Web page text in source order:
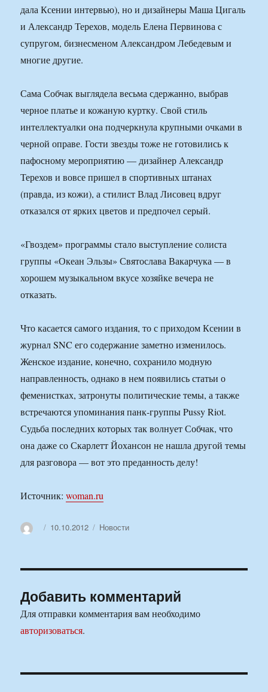
дала Ксении интервью), но и дизайнеры Маша Цигаль
и Александр Терехов, модель Елена Первинова с
супругом, бизнесменом Александром Лебедевым и
многие другие.
Сама Собчак выглядела весьма сдержанно, выбрав
черное платье и кожаную куртку. Свой стиль
интеллектуалки она подчеркнула крупными очками в
черной оправе. Гости звезды тоже не готовились к
пафосному мероприятию — дизайнер Александр
Терехов и вовсе пришел в спортивных штанах
(правда, из кожи), а стилист Влад Лисовец вдруг
отказался от ярких цветов и предпочел серый.
«Гвоздем» программы стало выступление солиста
группы «Океан Эльзы» Святослава Вакарчука — в
хорошем музыкальном вкусе хозяйке вечера не
отказать.
Что касается самого издания, то с приходом Ксении в
журнал SNC его содержание заметно изменилось.
Женское издание, конечно, сохранило модную
направленность, однако в нем появились статьи о
феменистках, затронуты политические темы, а также
встречаются упоминания панк-группы Pussy Riot.
Судьба последних которых так волнует Собчак, что
она даже со Скарлетт Йохансон не нашла другой темы
для разговора — вот это преданность делу!
Источник:woman.ru
АвторОпубликовано
10.10.2012 Рубрики
Новости
Добавить комментарий
Для отправки комментария вам необходимо
авторизоваться.